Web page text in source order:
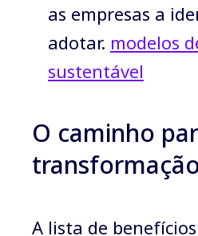
as empresas a
adotar. modelos
sustentável
O caminho
A lista de